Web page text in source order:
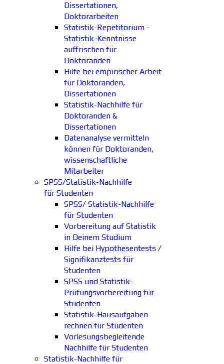
Dissertationen,
Doktorarbeiten
Statistik-Repetitorium -
Statistik-Kenntnisse
auffrischen für
Doktoranden
Hilfe bei empirischer Arbeit
für Doktoranden,
Dissertationen
Statistik-Nachhilfe für
Doktoranden &
Dissertationen
Datenanalyse vermitteln
können für Doktoranden,
wissenschaftliche
Mitarbeiter
SPSS/Statistik-Nachhilfe
für Studenten
SPSS/ Statistik-Nachhilfe
für Studenten
Vorbereitung auf Statistik
in Deinem Studium
Hilfe bei Hypothesentests /
Signifikanztests für
Studenten
SPSS und Statistik-
Prüfungsvorbereitung für
Studenten
Statistik-Hausaufgaben
rechnen für Studenten
Vorlesungsbegleitende
Nachhilfe für Studenten
Statistik-Nachhilfe für